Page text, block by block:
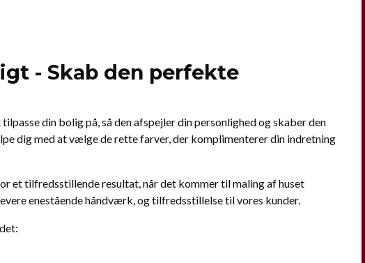
- Skab den perfekte
din bolig på, så den afspejler din personlighed og skaber den
dig med at vælge de rette farver, der komplimenterer din indretning
et tilfredsstillende resultat, når det kommer til maling af huset
enestående håndværk, og tilfredsstillelse til vores kunder.